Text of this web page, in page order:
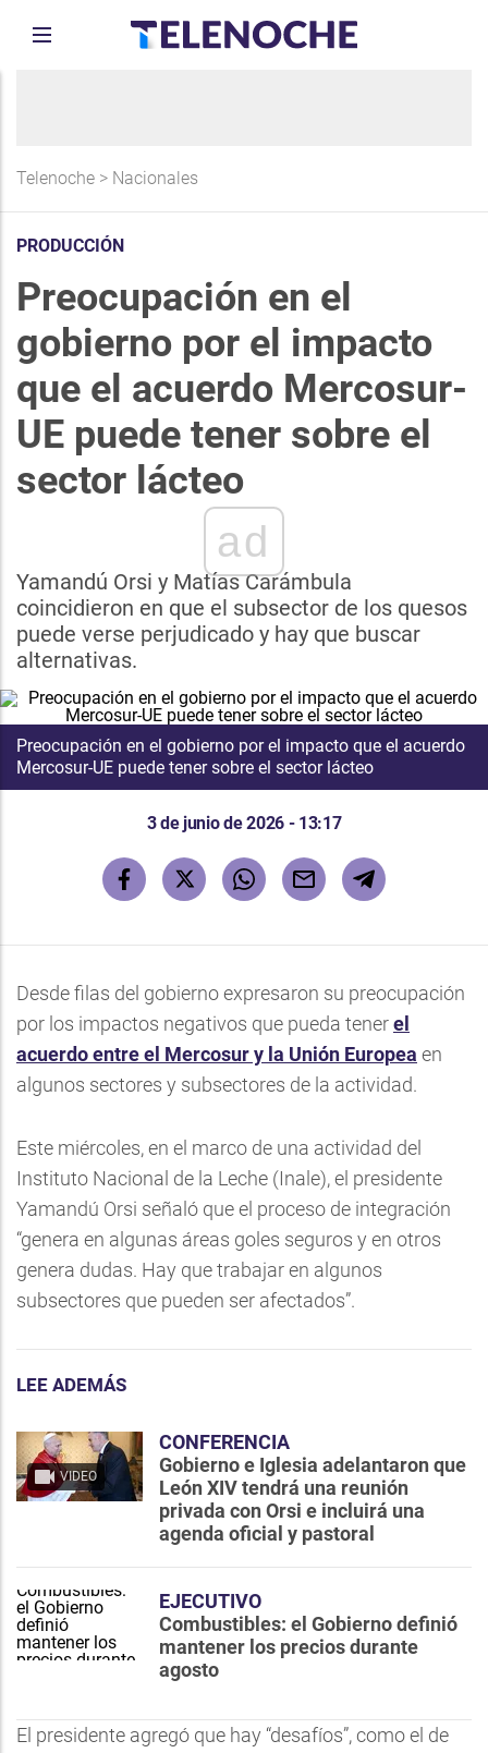
Telenoche > Nacionales
PRODUCCIÓN
Preocupación en el
gobierno por el impacto
que el acuerdo Mercosur-
UE puede tener sobre el
sector lácteo
ad
Yamandú Orsi y Matías Carámbula
coincidieron en que el subsector de los quesos
puede verse perjudicado y hay que buscar
alternativas.
Preocupación en el gobierno por el impacto que el acuerdo
Mercosur-UE puede tener sobre el sector lácteo
3 de junio de 2026 - 13:17
Desde filas del gobierno expresaron su preocupación
por los impactos negativos que pueda tenerel
acuerdo entre el Mercosur y la Unión Europea en
algunos sectores y subsectores de la actividad.
Este miércoles, en el marco de una actividad del
Instituto Nacional de la Leche (Inale), el presidente
Yamandú Orsi señaló que el proceso de integración
“genera en algunas áreas goles seguros y en otros
genera dudas. Hay que trabajar en algunos
subsectores que pueden ser afectados”.
LEE ADEMÁS
VIDEO
CONFERENCIA
Gobierno e Iglesia adelantaron que
León XIV tendrá una reunión
privada con Orsi e incluirá una
agenda oficial y pastoral
EJECUTIVO
Combustibles: el Gobierno definió
mantener los precios durante
agosto
El presidente agregó que hay “desafíos”, como el de